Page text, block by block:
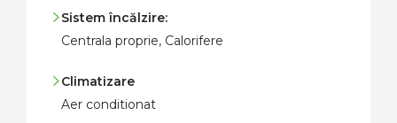
Sistem încălzire:
Centrala proprie, Calorifere
Climatizare
Aer conditionat